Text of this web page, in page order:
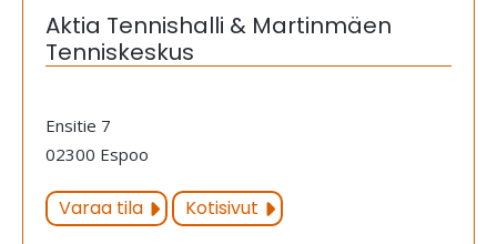
Aktia Tennishalli & Martinmäen
Tenniskeskus
Ensitie 7
02300 Espoo
Varaa tila Kotisivut